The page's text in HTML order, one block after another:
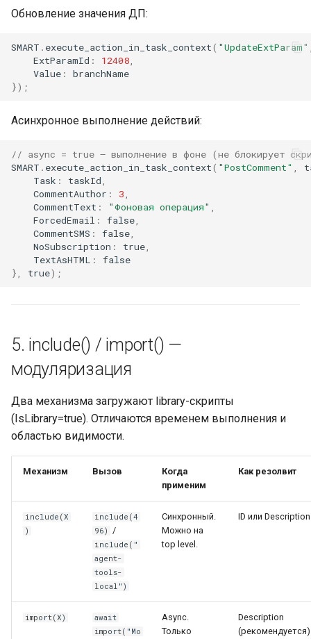
Обновление значения ДП:
SMART . execute_action_in_task_context( "UpdateExtParam"
ExtParamId : 12408
Value :
branchName
});
Асинхронное выполнение действий:
// async = true — выполнение в фоне (не блокирует
SMART . execute_action_in_task_context( "PostComment"
Task : taskId
CommentAuthor : 3
CommentText : "Фоновая операция"
ForcedEmail : false
CommentSMS : false
NoSubscription : true
TextAsHTML :
false
},
true);
5. include() / import() —
модуляризация
Два механизма загружают library-скрипты
(IsLibrary=true). Отличаются временем выполнения и
областью видимости.
Механизм Вызов
Когда
применим
Как резолвит
include(X
)
include(4
96) /
include("
agent-
tools-
local")
Синхронный.
Можно на
top level.
ID или Description
import(X)
await
import("Mo
Async.
Только
Description
(рекомендуется)